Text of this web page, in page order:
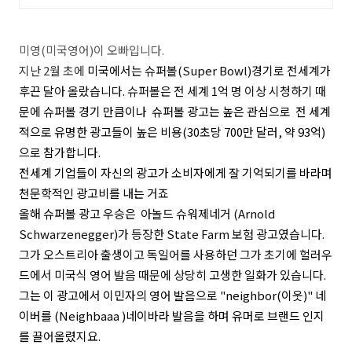
미영(미국영어)이 오빠입니다.
지난 2월 초에 미국에서는 슈퍼볼(Super Bowl)경기로 전세계가
후끈 달아 올랐습니다. 슈퍼볼은 전 세계 1억 명 이상 시청하기 때
문에 슈퍼볼 경기 만큼이나 슈퍼볼 광고는 높은 관심으로 전 세계
적으로 유명한 광고들이 높은 비용(30초당 700만 달러, 약 93억)
으로 참가합니다.
전세계 기업들이 자신의 광고가 소비자에게 잘 기억되기를 바라며
천문학적인 광고비를 내는 거죠
올해 슈퍼볼 광고 우승은 아놀드 슈워제네거 (Arnold
Schwarzenegger)가 등장한 State Farm 보험 광고였습니다.
그가 오스트리아 출생이고 독일어를 사용하던 그가 초기에 헐러우
드에서 미국식 영어 발음 때문에 상당히 고생한 일화가 있습니다.
그는 이 광고에서 이민자의 영어 발음으로 "neighbor(이웃)" 네
이버를 (Neighbaaa)네이바라 발음을 하며 유머로 브랜드 인지
를 끌어올렸지요.